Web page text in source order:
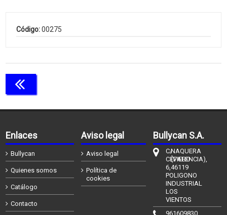
Código:00275
Enlaces
Bullycan
Quienes somos
Catálogo
Contacto
Aviso legal
Aviso legal
Política de
cookies
Bullycan S.A.
C/
CÉFIERO
6,
POLIGONO
INDUSTRIAL
LOS
VIENTOS
NAQUERA
(VALENCIA),
46119
961609830